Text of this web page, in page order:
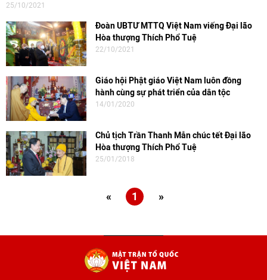
25/10/2021
Đoàn UBTƯ MTTQ Việt Nam viếng Đại lão
Hòa thượng Thích Phổ Tuệ
22/10/2021
Giáo hội Phật giáo Việt Nam luôn đồng
hành cùng sự phát triển của dân tộc
14/01/2020
Chủ tịch Trần Thanh Mẫn chúc tết Đại lão
Hòa thượng Thích Phổ Tuệ
25/01/2018
« 1 »